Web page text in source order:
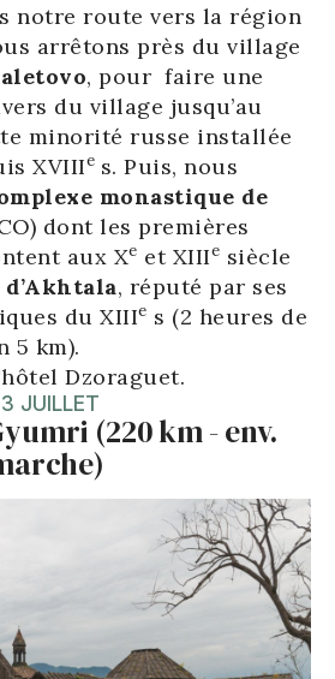
notre route vers la région
arrêtons près du village
, pour faire une
du village jusqu’au
minorité russe installée
XVIIIe s. Puis, nous
monastique de
dont les premières
aux Xe et XIIIe siècle
, réputé par ses
du XIIIe s (2 heures de
5 km).
Dzoraguet.
JUILLET
(220 km - env.